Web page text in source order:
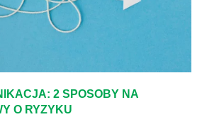
2 SPOSOBY NA
O RYZYKU